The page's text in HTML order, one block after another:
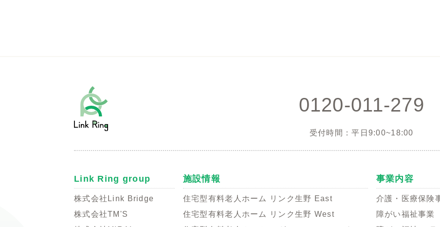
0120-011-279
受付時間：平日9:00~18:00
Link Ring group
株式会社Link Bridge
株式会社TM'S
施設情報
住宅型有料老人ホーム リンク生野 East
住宅型有料老人ホーム リンク生野 West
事業内容
介護・医療保険
障がい福祉事業